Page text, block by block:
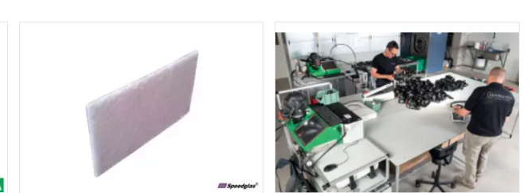
verzenddoos.